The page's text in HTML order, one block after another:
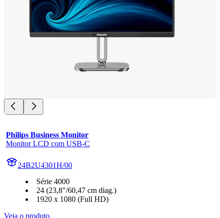
Philips Business Monitor
Monitor LCD com USB-C
24B2U4301H/00
Série 4000
24 (23,8"/60,47 cm diag.)
1920 x 1080 (Full HD)
Veja o produto